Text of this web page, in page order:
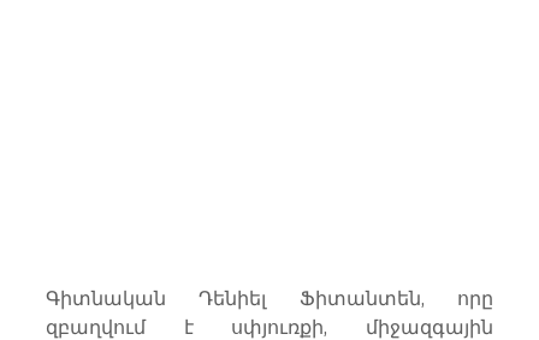
Գիտնական Դենիել Ֆիտանտեն, որը
զբաղվում է սփյուռքի, միջազգային